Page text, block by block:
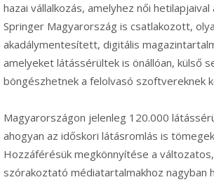
hazai vállalkozás, amelyhez női hetilapjaival
Springer Magyarország is csatlakozott,
akadálymentesített, digitális
amelyeket látássérültek is önállóan, külső
böngészhetnek a felolvasó szoftvereknek
Magyarországon jelenleg 120.000
ahogyan az időskori látásromlás is
Hozzáférésük megkönnyítése a
szórakoztató médiatartalmakhoz nagyban